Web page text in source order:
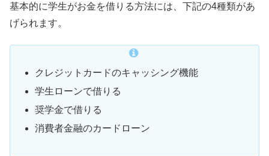
基本的に学生がお金を借りる方法には、下記の4種類があ
げられます。
クレジットカードのキャッシング機能
学生ローンで借りる
奨学金で借りる
消費者金融のカードローン